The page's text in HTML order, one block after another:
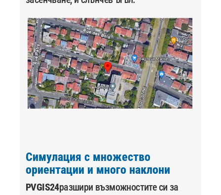
Симулация с множество
ориентации и много наклони
PVGIS24разшири възможностите си за